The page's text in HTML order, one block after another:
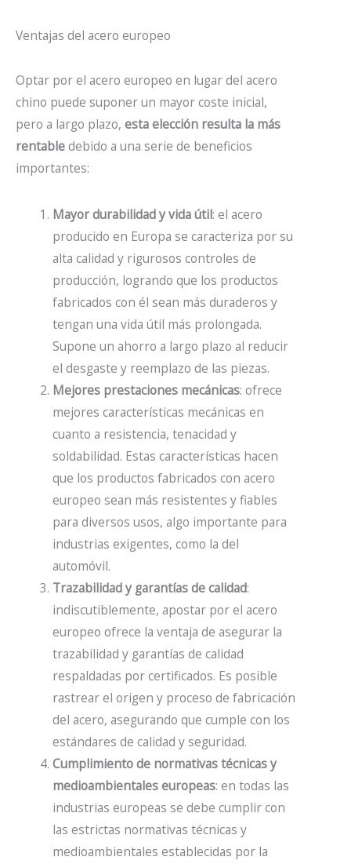
Ventajas del acero europeo
Optar por el acero europeo en lugar del acero
chino puede suponer un mayor coste inicial,
pero a largo plazo, esta elección resulta la más
rentabledebido a una serie de beneficios
importantes:
Mayor durabilidad y vida útil: el acero
producido en Europa se caracteriza por su
alta calidad y rigurosos controles de
producción, logrando que los productos
fabricados con él sean más duraderos y
tengan una vida útil más prolongada.
Supone un ahorro a largo plazo al reducir
el desgaste y reemplazo de las piezas.
Mejores prestaciones mecánicas: ofrece
mejores características mecánicas en
cuanto a resistencia, tenacidad y
soldabilidad. Estas características hacen
que los productos fabricados con acero
europeo sean más resistentes y fiables
para diversos usos, algo importante para
industrias exigentes, como la del
automóvil.
Trazabilidad y garantías de calidad:
indiscutiblemente, apostar por el acero
europeo ofrece la ventaja de asegurar la
trazabilidad y garantías de calidad
respaldadas por certificados. Es posible
rastrear el origen y proceso de fabricación
del acero, asegurando que cumple con los
estándares de calidad y seguridad.
Cumplimiento de normativas técnicas y
medioambientales europeas: en todas las
industrias europeas se debe cumplir con
las estrictas normativas técnicas y
medioambientales establecidas por la